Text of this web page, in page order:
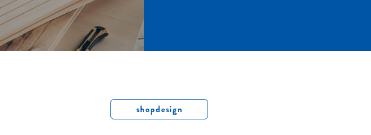
shopdesign